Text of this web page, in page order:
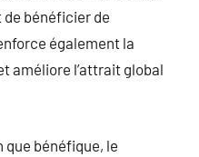
de bénéficier de
également la
améliore l’attrait global
bénéfique, le